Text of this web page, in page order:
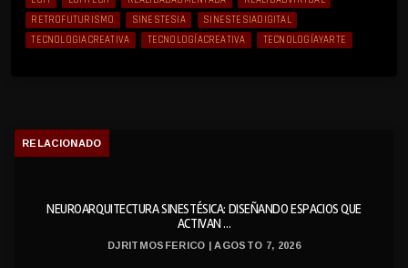
RETROFUTURISMO
SINESTESIA
SINESTESIADIGITAL
TECNOLOGIACREATIVA
TECNOLOGÍACREATIVA TECNOLOGÍAYARTE
RELACIONADO
NEUROARQUITECTURA SINESTÉSICA: DISEÑANDO ESPACIOS QUE
ACTIVAN ...
DJRITMOSFERICO | AGOSTO 7, 2026